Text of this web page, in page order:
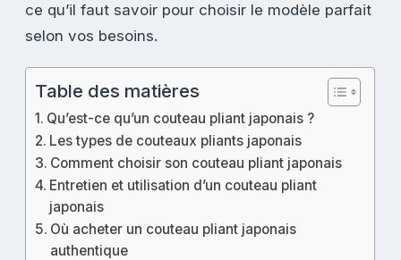
ce qu’il faut savoir pour choisir le modèle parfait
selon vos besoins.
Table des matières
Qu’est-ce qu’un couteau pliant japonais ?
Les types de couteaux pliants japonais
Comment choisir son couteau pliant japonais
Entretien et utilisation d’un couteau pliant
japonais
Où acheter un couteau pliant japonais
authentique